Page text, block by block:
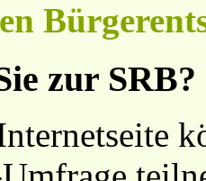
zur